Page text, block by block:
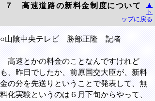
７ 高速道路の新料金制度について
▲
ト
ップに戻る
○山陰中央テレビ 勝部正隆 記者
高速とかの料金のことなんですけれど
も、昨日でしたか、前原国交大臣が、新料
金の分を先送りということで発表して、無
料化実験というのは６月下旬からやって、